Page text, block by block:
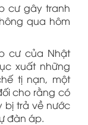
cư gây tranh
qua hôm
cư của Nhật
xuất những
tị nạn, một
cho rằng có
bị trả về nước
đàn áp.